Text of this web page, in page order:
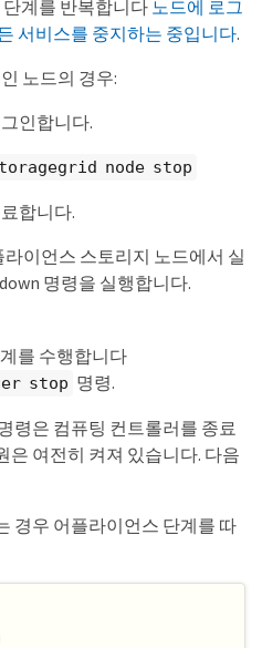
계를 반복합니다 노드에 로그
서비스를 중지하는 중입니다.
노드의 경우:
인합니다.
node stop
합니다.
라이언스 스토리지 노드에서 실
명령을 실행합니다.
를 수행합니다
stop 명령.
령은 컴퓨팅 컨트롤러를 종료
은 여전히 켜져 있습니다. 다음
경우 어플라이언스 단계를 따